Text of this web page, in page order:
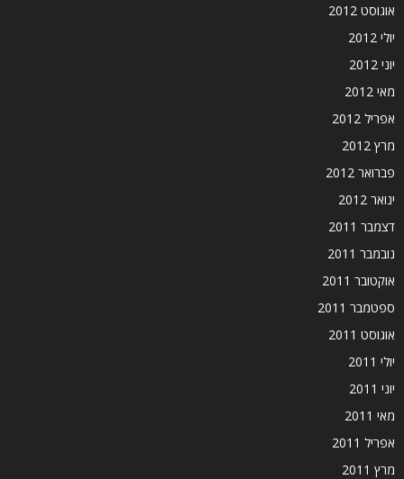
אוגוסט 2012
יולי 2012
יוני 2012
מאי 2012
אפריל 2012
מרץ 2012
פברואר 2012
ינואר 2012
דצמבר 2011
נובמבר 2011
אוקטובר 2011
ספטמבר 2011
אוגוסט 2011
יולי 2011
יוני 2011
מאי 2011
אפריל 2011
מרץ 2011